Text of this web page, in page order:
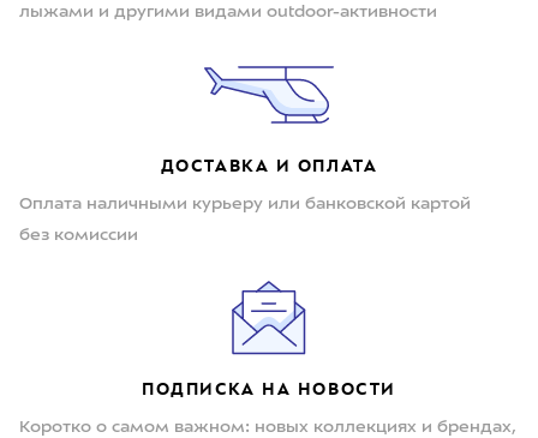
лыжами и другими видами outdoor-активности
ДОСТАВКА И ОПЛАТА
Оплата наличными курьеру или банковской картой
без комиссии
ПОДПИСКА НА НОВОСТИ
Коротко о самом важном: новых коллекциях и брендах,